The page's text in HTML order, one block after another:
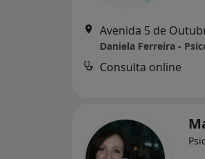
Avenida 5 de
Daniela Ferreira -
Consulta online